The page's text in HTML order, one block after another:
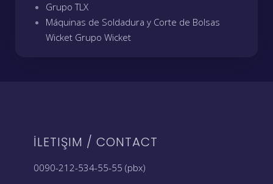
Grupo TLX
Máquinas de Soldadura y Corte de Bolsas
Wicket Grupo Wicket
İLETIŞIM / CONTACT
0090-212-534-55-55 (pbx)